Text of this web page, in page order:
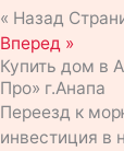
« Назад
Вперед »
Купить дом в
Про» г.Анапа
Переезд к
инвестиция